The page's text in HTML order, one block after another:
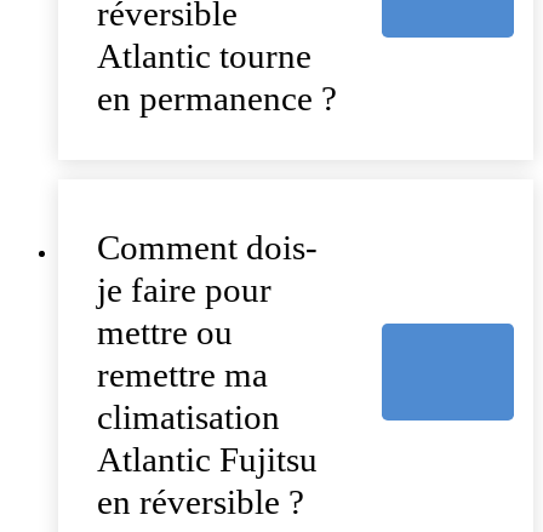
réversible
Atlantic tourne
en permanence ?
Comment dois-
je faire pour
mettre ou
remettre ma
climatisation
Atlantic Fujitsu
en réversible ?